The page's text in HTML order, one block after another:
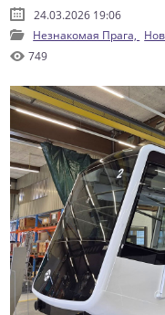
24.03.2026 19:06
Незнакомая Прага,
749